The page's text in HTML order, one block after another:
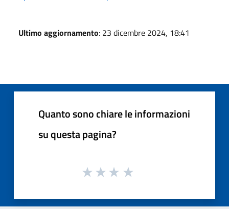
Ultimo aggiornamento: 23 dicembre 2024, 18:41
Quanto sono chiare le informazioni
su questa pagina?